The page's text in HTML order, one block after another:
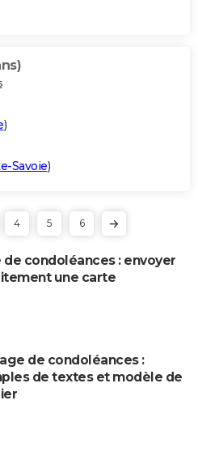
)
Savoie)
4 5 6
de condoléances : envoyer
une carte
de condoléances :
de textes et modèle de